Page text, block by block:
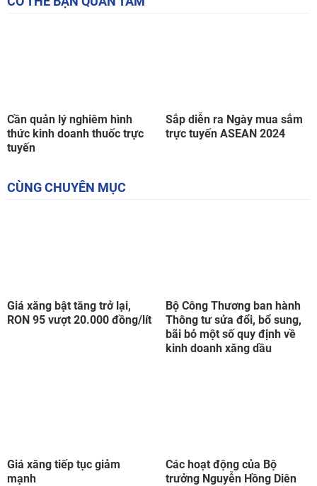
Cần quản lý nghiêm hình
thức kinh doanh thuốc trực
tuyến
Sắp diễn ra Ngày mua sắm
trực tuyến ASEAN 2024
CÙNG CHUYÊN MỤC
Giá xăng bật tăng trở lại,
RON 95 vượt 20.000 đồng/lít
Bộ Công Thương ban hành
Thông tư sửa đổi, bổ sung,
bãi bỏ một số quy định về
kinh doanh xăng dầu
Giá xăng tiếp tục giảm
mạnh
Các hoạt động của Bộ
trưởng Nguyễn Hồng Diên